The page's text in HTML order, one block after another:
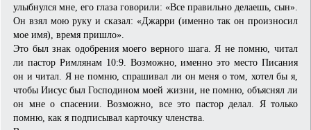
улыбнулся мне, его глаза говорили: «Все правильно делаешь, сын».
Он взял мою руку и сказал: «Джарри (именно так он произносил
мое имя), время пришло».
Это был знак одобрения моего верного шага. Я не помню, читал
ли пастор Римлянам 10:9. Возможно, именно это место Писания
он и читал. Я не помню, спрашивал ли он меня о том, хотел бы я,
чтобы Иисус был Господином моей жизни, не помню, объяснял ли
он мне о спасении. Возможно, все это пастор делал. Я только
помню, как я подписывал карточку членства.